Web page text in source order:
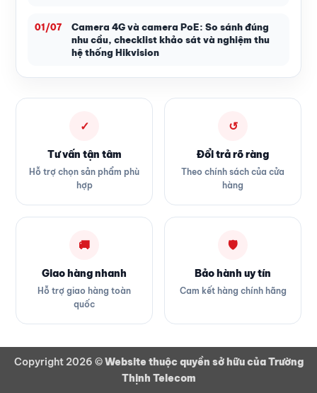
01/07
Camera 4G và camera PoE: So sánh đúng
nhu cầu, checklist khảo sát và nghiệm thu
hệ thống Hikvision
✓
Tư vấn tận tâm
Hỗ trợ chọn sản phẩm phù
hợp
↺
Đổi trả rõ ràng
Theo chính sách của cửa
hàng
🚚
Giao hàng nhanh
Hỗ trợ giao hàng toàn
quốc
🛡
Bảo hành uy tín
Cam kết hàng chính hãng
Copyright 2026 ©Website thuộc quyền sở hữu của Trường
Thịnh Telecom